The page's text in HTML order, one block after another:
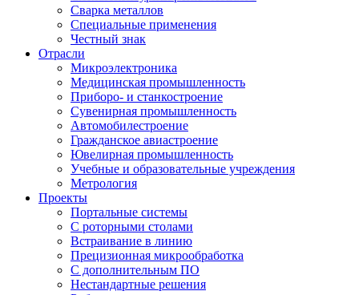
Сварка металлов
Специальные применения
Честный знак
Отрасли
Микроэлектроника
Медицинская промышленность
Приборо- и станкостроение
Сувенирная промышленность
Автомобилестроение
Гражданское авиастроение
Ювелирная промышленность
Учебные и образовательные учреждения
Метрология
Проекты
Портальные системы
С роторными столами
Встраивание в линию
Прецизионная микрообработка
С дополнительным ПО
Нестандартные решения